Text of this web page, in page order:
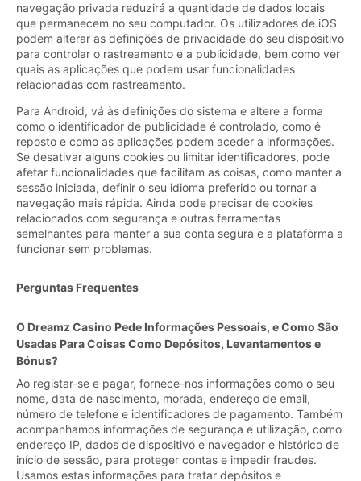
navegação privada reduzirá a quantidade de dados locais
que permanecem no seu computador. Os utilizadores de iOS
podem alterar as definições de privacidade do seu dispositivo
para controlar o rastreamento e a publicidade, bem como ver
quais as aplicações que podem usar funcionalidades
relacionadas com rastreamento.
Para Android, vá às definições do sistema e altere a forma
como o identificador de publicidade é controlado, como é
reposto e como as aplicações podem aceder a informações.
Se desativar alguns cookies ou limitar identificadores, pode
afetar funcionalidades que facilitam as coisas, como manter a
sessão iniciada, definir o seu idioma preferido ou tornar a
navegação mais rápida. Ainda pode precisar de cookies
relacionados com segurança e outras ferramentas
semelhantes para manter a sua conta segura e a plataforma a
funcionar sem problemas.
Perguntas Frequentes
O Dreamz Casino Pede Informações Pessoais, e Como São
Usadas Para Coisas Como Depósitos, Levantamentos e
Bónus?
Ao registar-se e pagar, fornece-nos informações como o seu
nome, data de nascimento, morada, endereço de email,
número de telefone e identificadores de pagamento. Também
acompanhamos informações de segurança e utilização, como
endereço IP, dados de dispositivo e navegador e histórico de
início de sessão, para proteger contas e impedir fraudes.
Usamos estas informações para tratar depósitos e